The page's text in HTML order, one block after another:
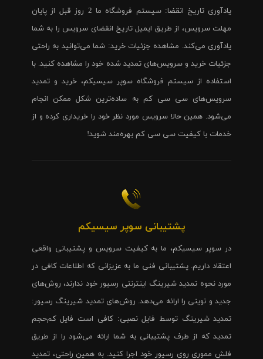
یادآوری تاریخ انقضا: سیستم فروشگاه ما 2 روز قبل از پایان
مهلت سرویس، از طریق ایمیل تاریخ انقضای سرویس را به شما
یادآوری می‌کند. مشاهده جزئیات خرید: شما می‌توانید به راحتی
جزئیات خرید و سرویس‌های تمدید شده خود را مشاهده کنید. با
استفاده از سیستم فروشگاه سوپر سیسیکم، خرید و تمدید
سرویس‌های سی سی کم به ساده‌ترین شکل ممکن انجام
می‌شود. همین حالا سرویس مورد نظر خود را خریداری کرده و از
خدمات با کیفیت سی سی کم بهره‌مند شوید!
پشتیبانی سوپر سیسیکم
در سوپر سیسیکم، ما به کیفیت سرویس و پشتیبانی واقعی
اعتقاد داریم. پشتیبانی فنی ما به عزیزانی که اطلاعات کافی در
مورد نحوه تمدید شیرینگ اینترنتی رسیور خود ندارند، روش‌های
جدید و نوینی را ارائه می‌دهد. روش‌های تمدید شیرینگ رسیور:
تمدید شیرینگ توسط فایل نصبی: کافی است فایل کم‌حجم
تمدید که از طرف پشتیبانی به شما ارائه می‌شود را از طریق
فلش مموری روی رسیور خود اجرا کنید. به همین راحتی، تمدید